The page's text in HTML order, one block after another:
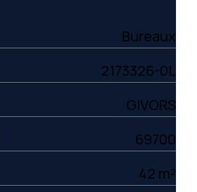
Bureaux
2173326-0L
GIVORS
69700
42 m²